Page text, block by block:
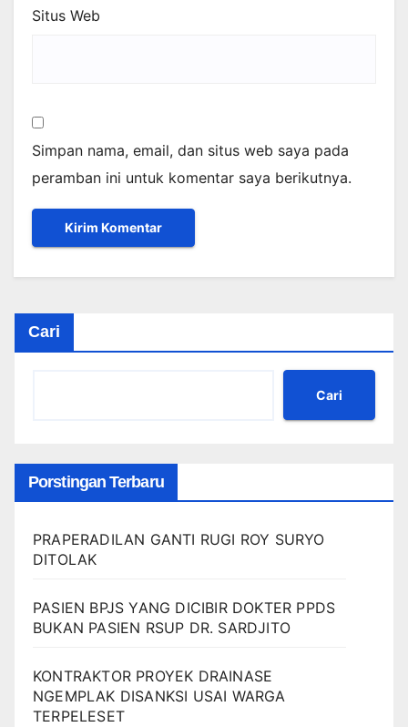
Situs Web
Simpan nama, email, dan situs web saya pada
peramban ini untuk komentar saya berikutnya.
Cari
Cari
Porstingan Terbaru
PRAPERADILAN GANTI RUGI ROY SURYO
DITOLAK
PASIEN BPJS YANG DICIBIR DOKTER PPDS
BUKAN PASIEN RSUP DR. SARDJITO
KONTRAKTOR PROYEK DRAINASE
NGEMPLAK DISANKSI USAI WARGA
TERPELESET